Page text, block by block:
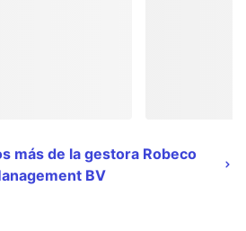
más de la gestora Robeco
BV